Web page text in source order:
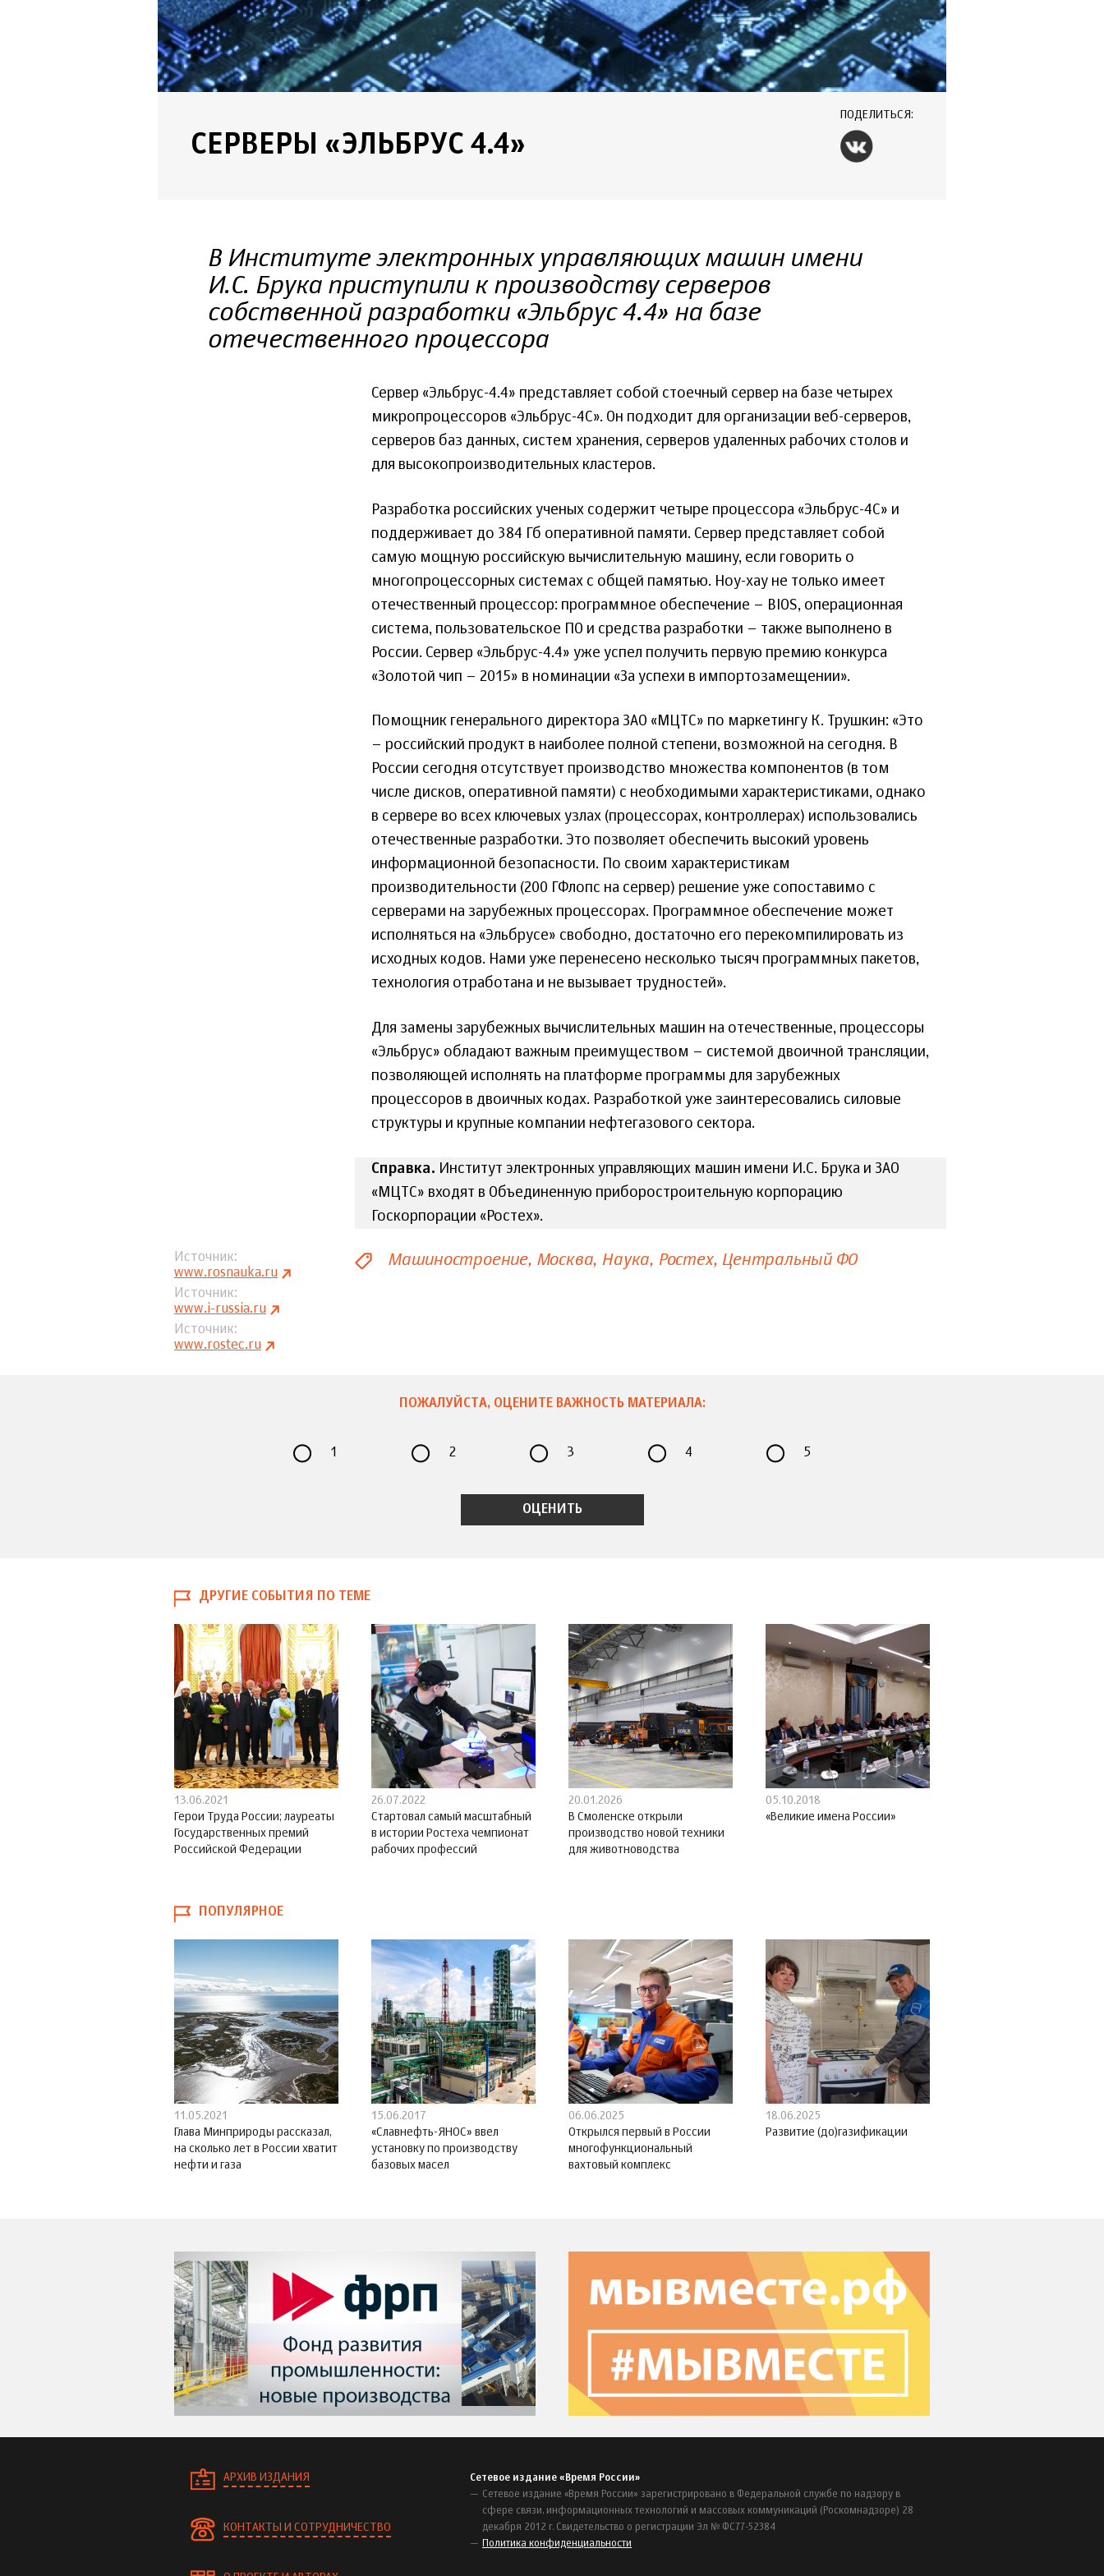
ПОДЕЛИТЬСЯ:
СЕРВЕРЫ «ЭЛЬБРУС 4.4»
В Институте электронных управляющих машин имени
И.С. Брука приступили к производству серверов
собственной разработки «Эльбрус 4.4» на базе
отечественного процессора
Сервер «Эльбрус-4.4» представляет собой стоечный сервер на базе четырех
микропроцессоров «Эльбрус-4С». Он подходит для организации веб-серверов,
серверов баз данных, систем хранения, серверов удаленных рабочих столов и
для высокопроизводительных кластеров.
Разработка российских ученых содержит четыре процессора «Эльбрус-4С» и
поддерживает до 384 Гб оперативной памяти. Сервер представляет собой
самую мощную российскую вычислительную машину, если говорить о
многопроцессорных системах с общей памятью. Ноу-хау не только имеет
отечественный процессор: программное обеспечение – BIOS, операционная
система, пользовательское ПО и средства разработки – также выполнено в
России. Сервер «Эльбрус-4.4» уже успел получить первую премию конкурса
«Золотой чип – 2015» в номинации «За успехи в импортозамещении».
Помощник генерального директора ЗАО «МЦТС» по маркетингу К. Трушкин: «Это
– российский продукт в наиболее полной степени, возможной на сегодня. В
России сегодня отсутствует производство множества компонентов (в том
числе дисков, оперативной памяти) с необходимыми характеристиками, однако
в сервере во всех ключевых узлах (процессорах, контроллерах) использовались
отечественные разработки. Это позволяет обеспечить высокий уровень
информационной безопасности. По своим характеристикам
производительности (200 ГФлопс на сервер) решение уже сопоставимо с
серверами на зарубежных процессорах. Программное обеспечение может
исполняться на «Эльбрусе» свободно, достаточно его перекомпилировать из
исходных кодов. Нами уже перенесено несколько тысяч программных пакетов,
технология отработана и не вызывает трудностей».
Для замены зарубежных вычислительных машин на отечественные, процессоры
«Эльбрус» обладают важным преимуществом – системой двоичной трансляции,
позволяющей исполнять на платформе программы для зарубежных
процессоров в двоичных кодах. Разработкой уже заинтересовались силовые
структуры и крупные компании нефтегазового сектора.
Справка. Институт электронных управляющих машин имени И.С. Брука и ЗАО
«МЦТС» входят в Объединенную приборостроительную корпорацию
Госкорпорации «Ростех».
Источник
www.rosnauka.ru
Источник
www.i-russia.ru
Источник
www.rostec.ru
Машиностроение Москва Наука Ростех Центральный ФО
ПОЖАЛУЙСТА, ОЦЕНИТЕ ВАЖНОСТЬ МАТЕРИАЛА:
1 2 3 4 5
ДРУГИЕ СОБЫТИЯ ПО ТЕМЕ
13.06.2021
Герои Труда России; лауреаты
Государственных премий
Российской Федерации
26.07.2022
Стартовал самый масштабный
в истории Ростеха чемпионат
рабочих профессий
20.01.2026
В Смоленске открыли
производство новой техники
для животноводства
05.10.2018
«Великие имена России»
ПОПУЛЯРНОЕ
11.05.2021
Глава Минприроды рассказал,
на сколько лет в России хватит
нефти и газа
15.06.2017
«Славнефть-ЯНОС» ввел
установку по производству
базовых масел
06.06.2025
Открылся первый в России
многофункциональный
вахтовый комплекс
18.06.2025
Развитие (до)газификации
АРХИВ ИЗДАНИЯ
КОНТАКТЫ И СОТРУДНИЧЕСТВО
Сетевое издание «Время России»
Сетевое издание «Время России» зарегистрировано в Федеральной службе по надзору в
сфере связи, информационных технологий и массовых коммуникаций (Роскомнадзоре) 28
декабря 2012 г. Свидетельство о регистрации Эл № ФС77-52384
Политика конфиденциальности